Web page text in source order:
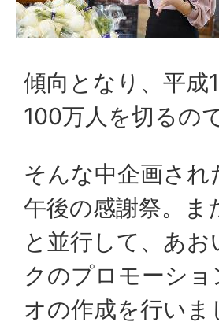
傾向となり、平成
100万人を切るの
そんな中企画され
午後の感謝祭。ま
と並行して、あお
クのプロモーシ
オの作成を行いま